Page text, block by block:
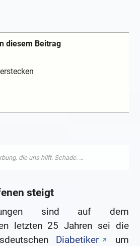
diesem Beitrag
steigt
sind auf dem
letzten 25 Jahren sei die
Diabetiker
um